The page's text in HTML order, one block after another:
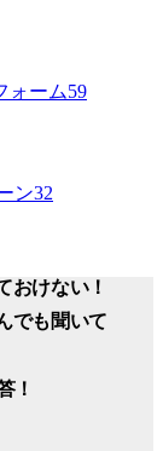
ォーム59
ン32
おけない！
でも聞いて
！